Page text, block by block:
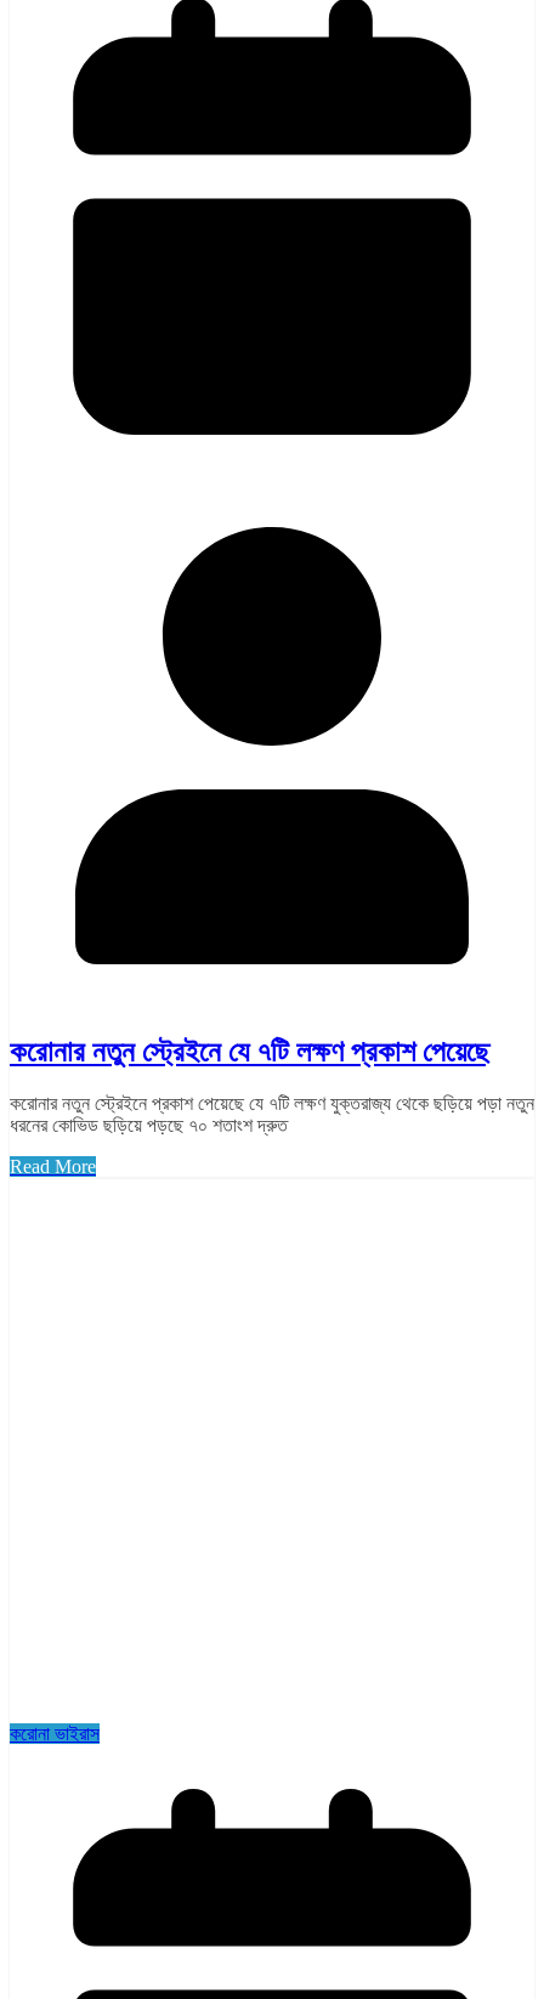
করোনার নতুন স্ট্রেইনে যে ৭টি লক্ষণ প্রকাশ পেয়েছে
করোনার নতুন স্ট্রেইনে প্রকাশ পেয়েছে যে ৭টি লক্ষণ যুক্তরাজ্য থেকে ছড়িয়ে পড়া নতুন
ধরনের কোভিড ছড়িয়ে পড়ছে ৭০ শতাংশ দ্রুত
Read More
করোনা ভাইরাস